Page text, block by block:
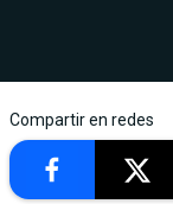
Compartir en redes